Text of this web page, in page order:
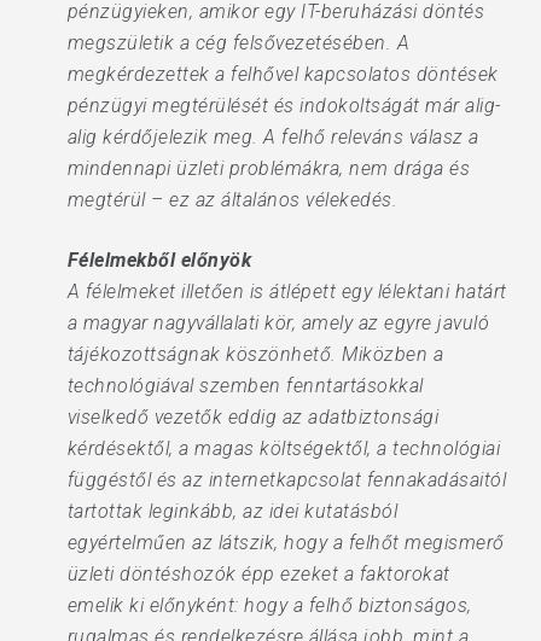
pénzügyieken, amikor egy IT-beruházási döntés
megszületik a cég felsővezetésében. A
megkérdezettek a felhővel kapcsolatos döntések
pénzügyi megtérülését és indokoltságát már alig-
alig kérdőjelezik meg. A felhő releváns válasz a
mindennapi üzleti problémákra, nem drága és
megtérül – ez az általános vélekedés.
Félelmekből előnyök
A félelmeket illetően is átlépett egy lélektani határt
a magyar nagyvállalati kör, amely az egyre javuló
tájékozottságnak köszönhető. Miközben a
technológiával szemben fenntartásokkal
viselkedő vezetők eddig az adatbiztonsági
kérdésektől, a magas költségektől, a technológiai
függéstől és az internetkapcsolat fennakadásaitól
tartottak leginkább, az idei kutatásból
egyértelműen az látszik, hogy a felhőt megismerő
üzleti döntéshozók épp ezeket a faktorokat
emelik ki előnyként: hogy a felhő biztonságos,